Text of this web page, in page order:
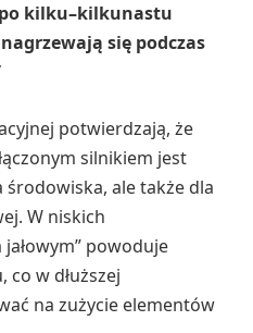
kilku–kilkunastu
się podczas
potwierdzają, że
silnikiem jest
ale także dla
W niskich
powoduje
w dłuższej
na zużycie elementów